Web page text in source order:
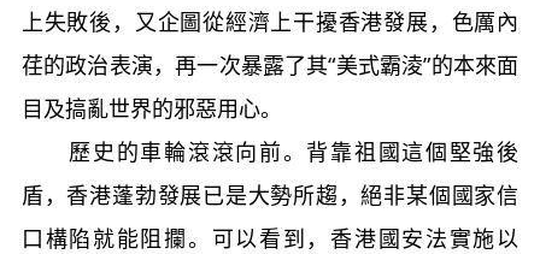
上失敗後，又企圖從經濟上干擾香港發展，色厲內
荏的政治表演，再一次暴露了其“美式霸淩”的本來面
目及搞亂世界的邪惡用心。
歷史的車輪滾滾向前。背靠祖國這個堅強後
盾，香港蓬勃發展已是大勢所趨，絕非某個國家信
口構陷就能阻攔。可以看到，香港國安法實施以